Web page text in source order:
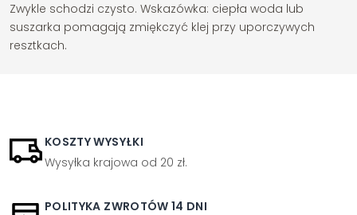
Zwykle schodzi czysto. Wskazówka: ciepła woda lub
suszarka pomagają zmiękczyć klej przy uporczywych
resztkach.
KOSZTY WYSYŁKI
Wysyłka krajowa od 20 zł.
POLITYKA ZWROTÓW 14 DNI